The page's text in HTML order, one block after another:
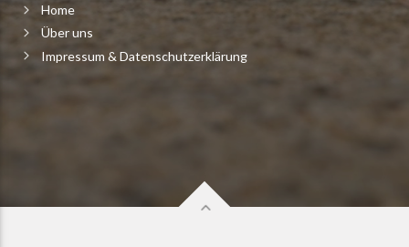
Home
Über uns
Impressum & Datenschutzerklärung